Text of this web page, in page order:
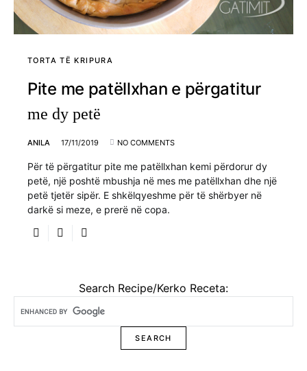
TORTA TË KRIPURA
Pite me patëllxhan e përgatitur
me dy petë
ANILA 17/11/2019 NO COMMENTS
Për të përgatitur pite me patëllxhan kemi përdorur dy
petë, një poshtë mbushja në mes me patëllxhan dhe një
petë tjetër sipër. E shkëlqyeshme për të shërbyer në
darkë si meze, e prerë në copa.
Search Recipe/Kerko Receta: